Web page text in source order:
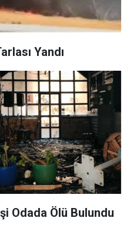
Yandı
Odada Ölü Bulundu